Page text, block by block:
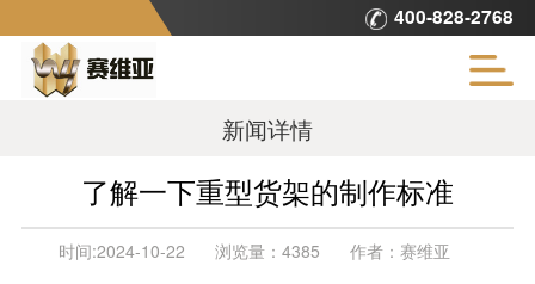
400-828-2768
新闻详情
了解一下重型货架的制作标准
时间:2024-10-22 浏览量： 4385 作者： 赛维亚